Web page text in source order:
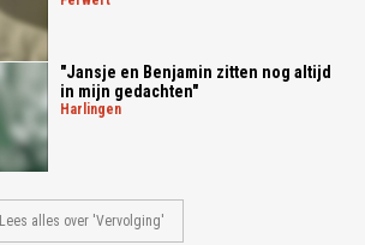
"Jansje en Benjamin zitten nog altijd
in mijn gedachten"
harlingen
Lees alles over 'Vervolging'